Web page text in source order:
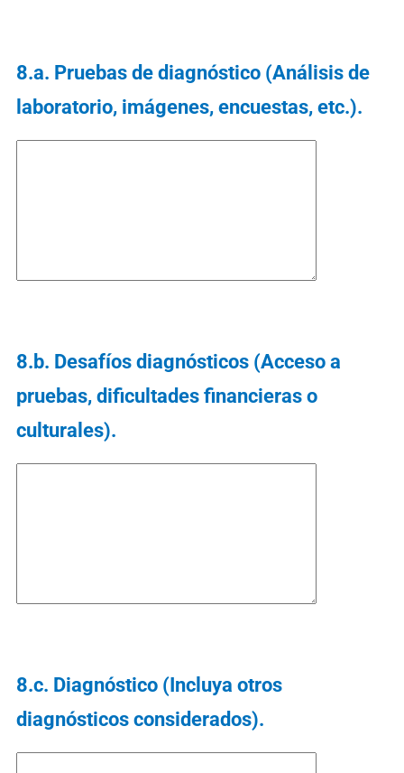
8.a. Pruebas de diagnóstico (Análisis de
laboratorio, imágenes, encuestas, etc.).
8.b. Desafíos diagnósticos (Acceso a
pruebas, dificultades financieras o
culturales).
8.c. Diagnóstico (Incluya otros
diagnósticos considerados).